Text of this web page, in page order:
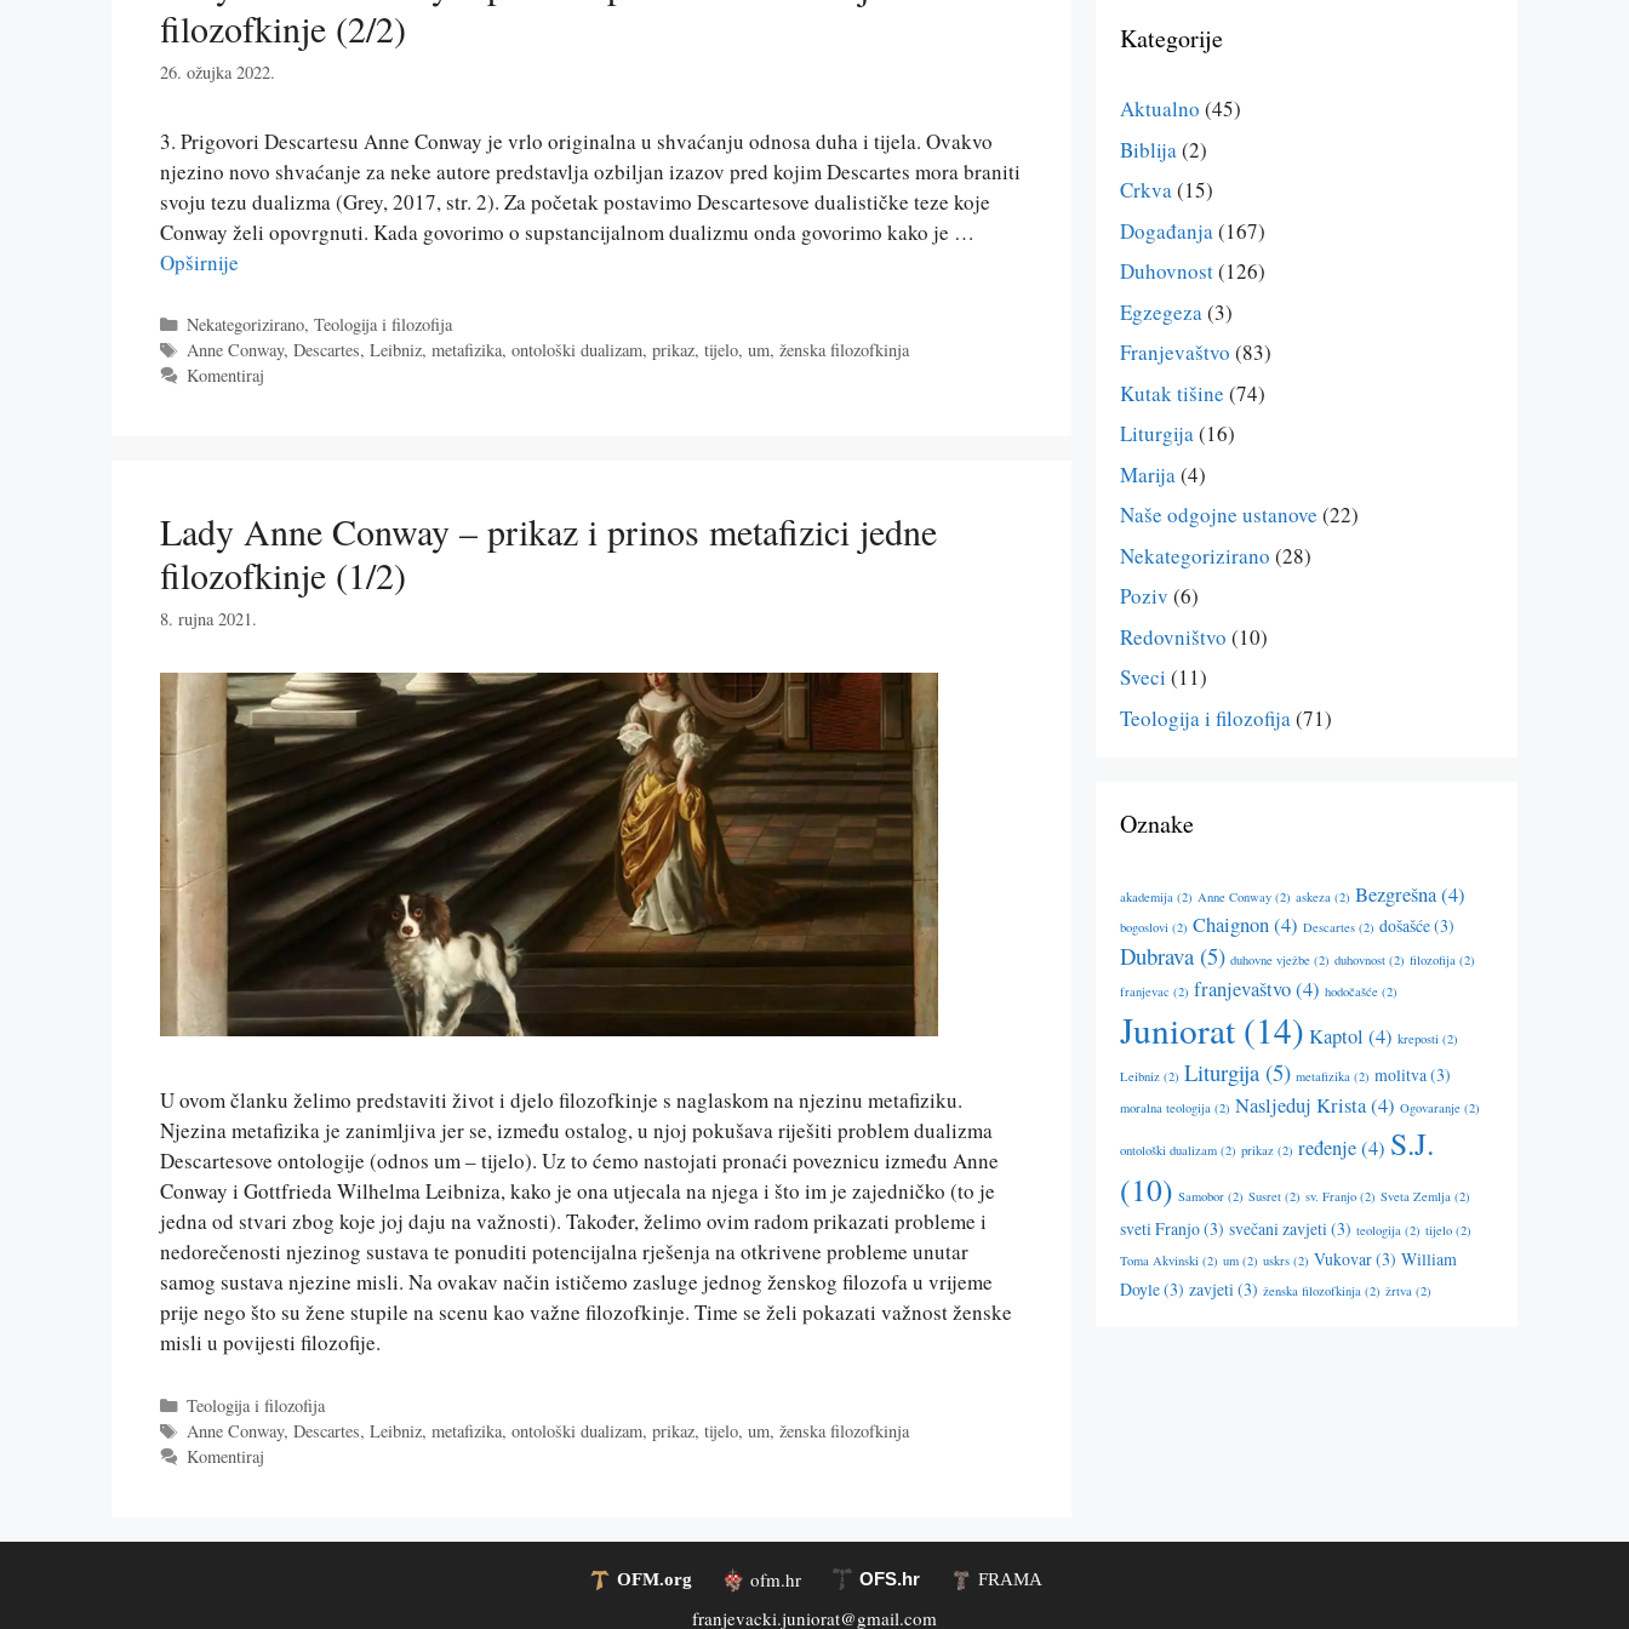
filozofkinje (2/2)
26. ožujka 2022.
3. Prigovori Descartesu Anne Conway je vrlo originalna u shvaćanju odnosa duha i tijela. Ovakvo
njezino novo shvaćanje za neke autore predstavlja ozbiljan izazov pred kojim Descartes mora braniti
svoju tezu dualizma (Grey, 2017, str. 2). Za početak postavimo Descartesove dualističke teze koje
Conway želi opovrgnuti. Kada govorimo o supstancijalnom dualizmu onda govorimo kako je …
Opširnije
Kategorije
Nekategorizirano, Teologija i filozofija
Oznake
Anne Conway, Descartes, Leibniz, metafizika, ontološki dualizam, prikaz, tijelo, um, ženska filozofkinja
Komentiraj
Lady Anne Conway – prikaz i prinos metafizici jedne
filozofkinje (1/2)
8. rujna 2021.
U ovom članku želimo predstaviti život i djelo filozofkinje s naglaskom na njezinu metafiziku.
Njezina metafizika je zanimljiva jer se, između ostalog, u njoj pokušava riješiti problem dualizma
Descartesove ontologije (odnos um – tijelo). Uz to ćemo nastojati pronaći poveznicu između Anne
Conway i Gottfrieda Wilhelma Leibniza, kako je ona utjecala na njega i što im je zajedničko (to je
jedna od stvari zbog koje joj daju na važnosti). Također, želimo ovim radom prikazati probleme i
nedorečenosti njezinog sustava te ponuditi potencijalna rješenja na otkrivene probleme unutar
samog sustava njezine misli. Na ovakav način ističemo zasluge jednog ženskog filozofa u vrijeme
prije nego što su žene stupile na scenu kao važne filozofkinje. Time se želi pokazati važnost ženske
misli u povijesti filozofije.
Kategorije
Teologija i filozofija
Oznake
Anne Conway, Descartes, Leibniz, metafizika, ontološki dualizam, prikaz, tijelo, um, ženska filozofkinja
Komentiraj
Kategorije
Aktualno (45)
Biblija(2)
Crkva(15)
Događanja(167)
Duhovnost(126)
Egzegeza(3)
Franjevaštvo (83)
Kutak tišine (74)
Liturgija(16)
Marija(4)
Naše odgojne ustanove (22)
Nekategorizirano (28)
Poziv (6)
Redovništvo (10)
Sveci (11)
Teologija i filozofija(71)
Oznake
akademija (2) Anne Conway (2) askeza (2) Bezgrešna(4)
bogoslovi (2) Chaignon(4) Descartes (2) došašće(3)
Dubrava (5) duhovne vježbe (2) duhovnost (2) filozofija (2)
franjevac (2) franjevaštvo(4) hodočašće (2)
Juniorat (14) Kaptol (4) kreposti (2)
Leibniz (2) Liturgija (5) metafizika (2) molitva(3)
moralna teologija (2) Nasljeduj Krista(4) Ogovaranje (2)
ontološki dualizam (2) prikaz (2) ređenje(4) S.J.
(10) Samobor (2) Susret (2) sv. Franjo (2) Sveta Zemlja (2)
sveti Franjo(3) svečani zavjeti(3) teologija (2) tijelo (2)
Toma Akvinski (2) um (2) uskrs (2) Vukovar(3) William
Doyle(3) zavjeti(3) ženska filozofkinja (2) žrtva (2)
OFM.org ofm.hr OFS.hr FRAMA
franjevacki.juniorat@gmail.com